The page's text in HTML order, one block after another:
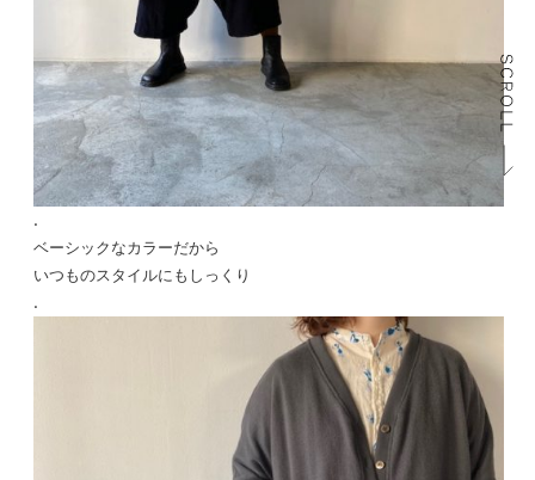
.
ベーシックなカラーだから
いつものスタイルにもしっくり
.